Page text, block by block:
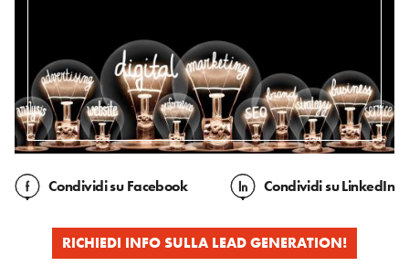
Condividisu Facebook Condividisu LinkedIn
RICHIEDI INFO SULLA LEAD GENERATION!